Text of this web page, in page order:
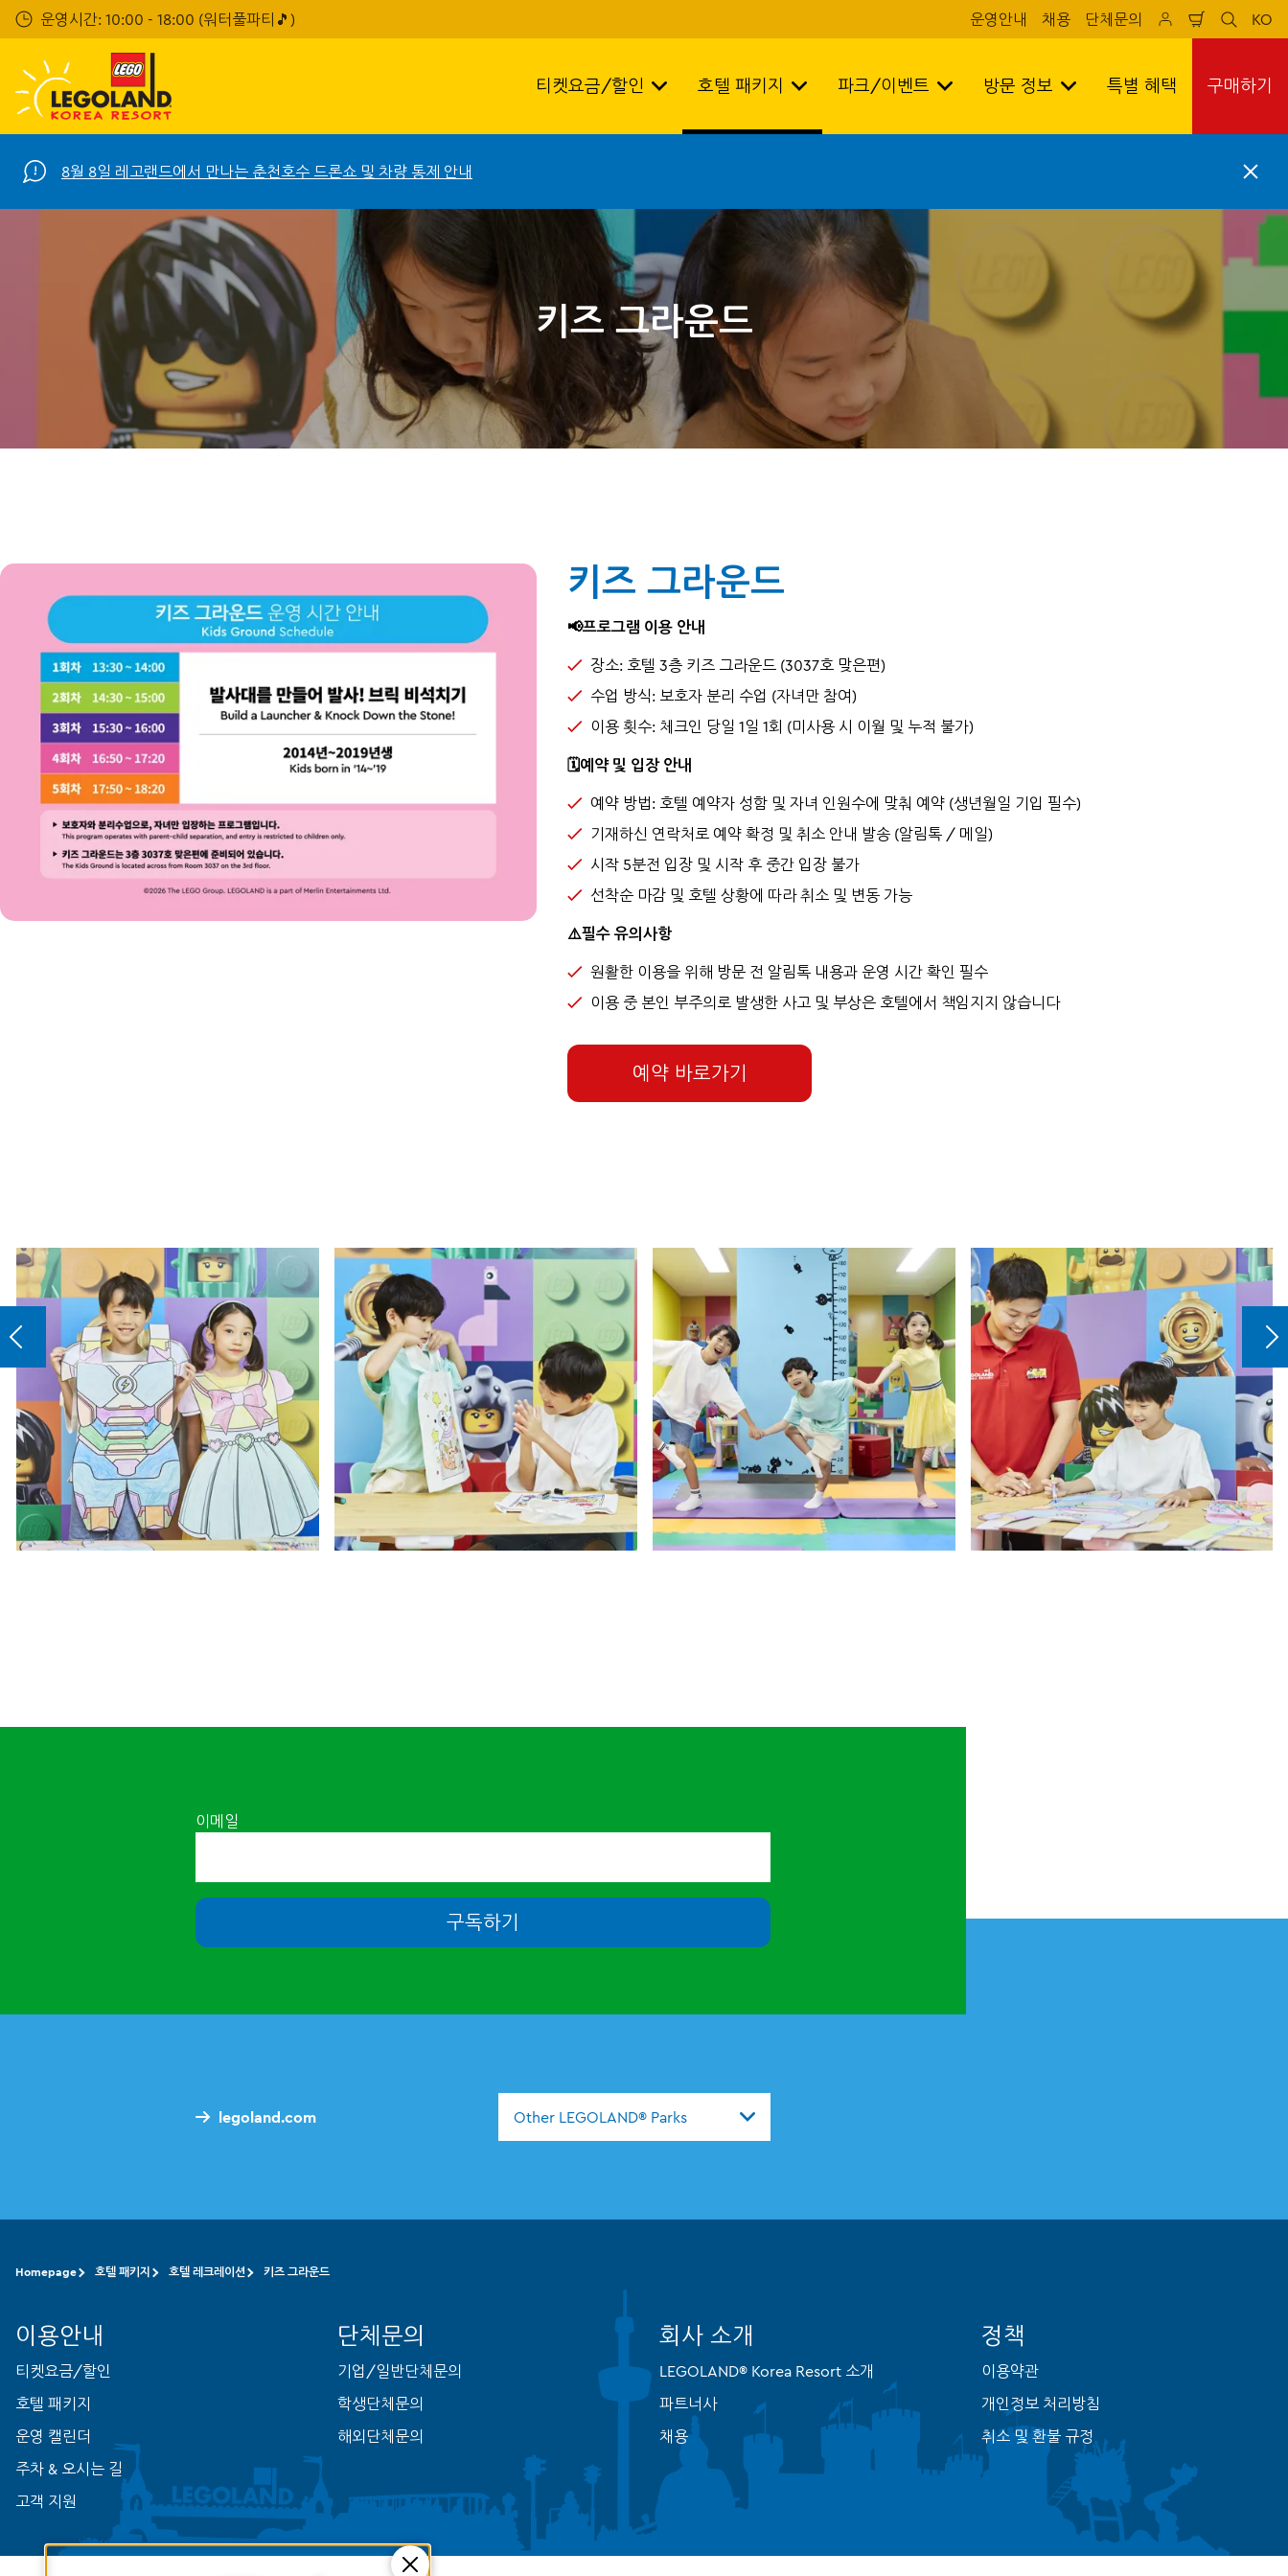
Skip
to
content
운영시간: 10:00 - 18:00 (워터풀파티🎵) 운영안내 채용 단체문의
Shopping
cart
sr
search
KO
sr
티켓요금/할인 호텔 패키지 파크/이벤트 방문 정보 특별 혜택 구매하기
8월 8일 레고랜드에서 만나는 춘천호수 드론쇼 및 차량 통제 안내
C
o
키즈 그라운드
키즈 그라운드
📢프로그램 이용 안내
장소: 호텔 3층 키즈 그라운드 (3037호 맞은편)
수업 방식: 보호자 분리 수업 (자녀만 참여)
이용 횟수: 체크인 당일 1일 1회 (미사용 시 이월 및 누적 불가)
🗓️예약 및 입장 안내
예약 방법: 호텔 예약자 성함 및 자녀 인원수에 맞춰 예약 (생년월일 기입 필수)
기재하신 연락처로 예약 확정 및 취소 안내 발송 (알림톡 / 메일)
시작 5분전 입장 및 시작 후 중간 입장 불가
선착순 마감 및 호텔 상황에 따라 취소 및 변동 가능
⚠️필수 유의사항
원활한 이용을 위해 방문 전 알림톡 내용과 운영 시간 확인 필수
이용 중 본인 부주의로 발생한 사고 및 부상은 호텔에서 책임지지 않습니다
예약 바로가기
이메일
구독하기
legoland.com Other LEGOLAND® Parks
Homepage 호텔 패키지 호텔 레크레이션 키즈 그라운드
이용안내
티켓요금/할인
호텔 패키지
운영 캘린더
주차 & 오시는 길
고객 지원
단체문의
기업/일반단체문의
학생단체문의
해외단체문의
회사 소개
LEGOLAND® Korea Resort 소개
파트너사
채용
정책
이용약관
개인정보 처리방침
취소 및 환불 규정